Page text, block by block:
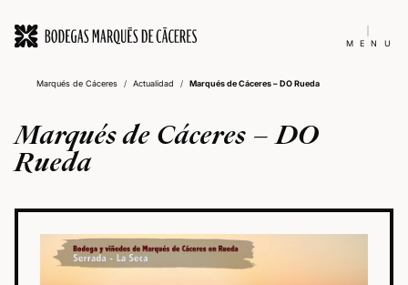
MENU
Marqués de Cáceres / Actualidad / Marqués de Cáceres – DO Rueda
Marqués de Cáceres – DO
Rueda